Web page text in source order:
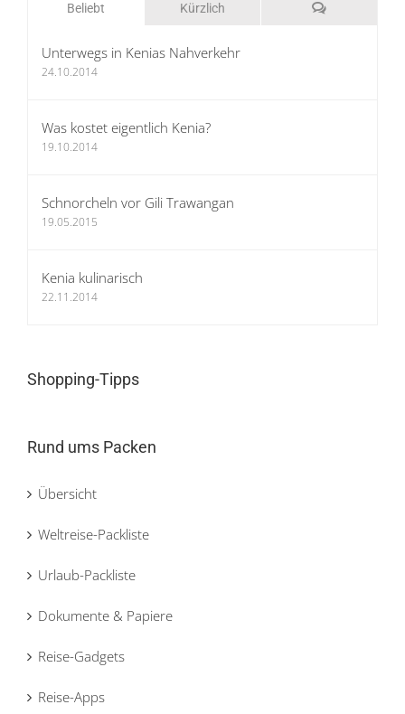
Beliebt Kürzlich Kommentare
Unterwegs in Kenias Nahverkehr
24.10.2014
Was kostet eigentlich Kenia?
19.10.2014
Schnorcheln vor Gili Trawangan
19.05.2015
Kenia kulinarisch
22.11.2014
Shopping-Tipps
Rund ums Packen
Übersicht
Weltreise-Packliste
Urlaub-Packliste
Dokumente & Papiere
Reise-Gadgets
Reise-Apps